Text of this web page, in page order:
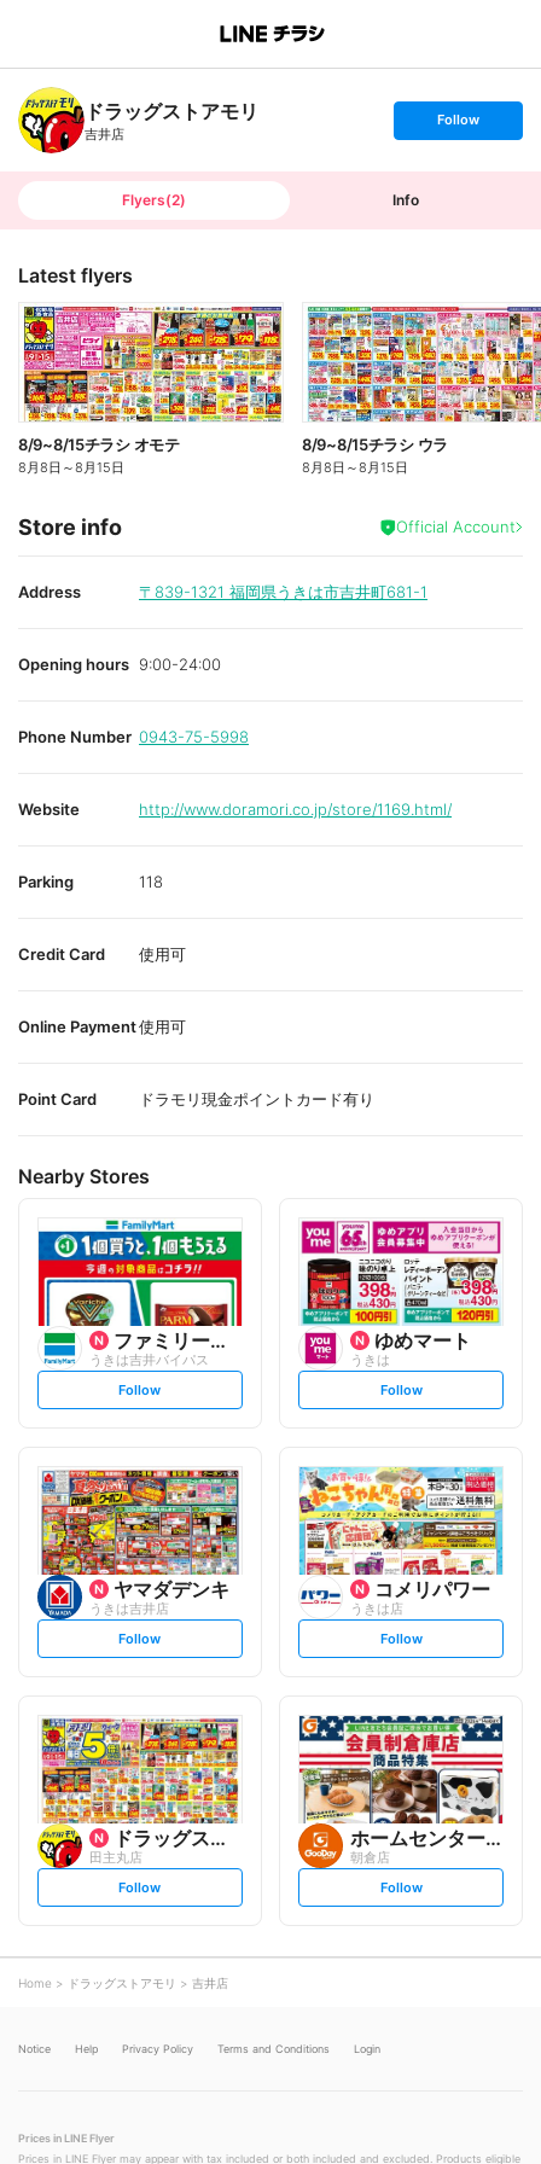
B
n
c
h
T
ドラッグストアモリ
吉井店
s
t
o
Follow
Flyers(2) Info
Latest flyers
8/9~8/15チラシ オモテ
8月8日 ～8月15日
8/9~8/15チラシ ウラ
8月8日 ～8月15日
Store info Official Account
Address 〒839-1321 福岡県うきは市吉井町681-1
Opening hours 9:00-24:00
Phone Number 0943-75-5998
Website http://www.doramori.co.jp/store/1169.html/
Parking 118
Credit Card 使用可
Online Payment使用可
Point Card ドラモリ現金ポイントカード有り
Nearby Stores
ファミリーマート
うきは吉井バイパス
s
t
l
o
w
Follow
ゆめマート
うきは
s
t
l
o
w
Follow
ヤマダデンキ
うきは吉井店
s
t
l
o
w
Follow
コメリパワー
うきは店
s
t
l
o
w
Follow
ドラッグストアモリ
田主丸店
s
t
o
w
Follow
ホームセンター グッデイ
朝倉店
s
t
Follow
Home ドラッグストアモリ 吉井店
Notice Help Privacy Policy Terms and Conditions Login
Prices in LINE Flyer
Prices in LINE Flyer may appear with tax included or both included and excluded. Products eligible